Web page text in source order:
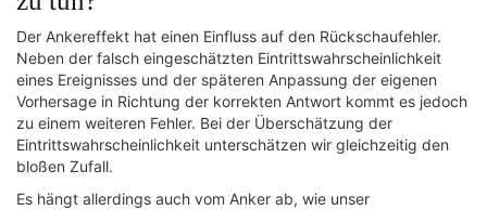
Der Ankereffekt hat einen Einfluss auf den Rückschaufehler.
Neben der falsch eingeschätzten Eintrittswahrscheinlichkeit
eines Ereignisses und der späteren Anpassung der eigenen
Vorhersage in Richtung der korrekten Antwort kommt es jedoch
zu einem weiteren Fehler. Bei der Überschätzung der
Eintrittswahrscheinlichkeit unterschätzen wir gleichzeitig den
bloßen Zufall.
Es hängt allerdings auch vom Anker ab, wie unser